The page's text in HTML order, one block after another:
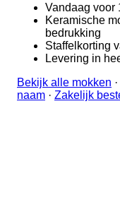
Vandaag voor
Keramische
bedrukking
Staffelkorting
Levering in
Bekijk alle mokken ·
naam · Zakelijk